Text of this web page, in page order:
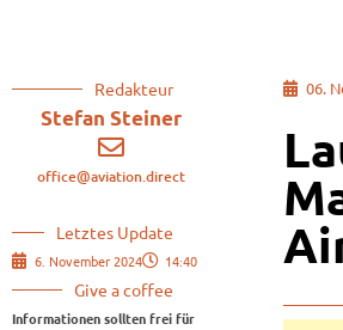
Redakteur
Stefan Steiner
office@aviation.direct
Letztes Update
6. November 2024 14:40
Give a coffee
Informationen sollten frei für
06.